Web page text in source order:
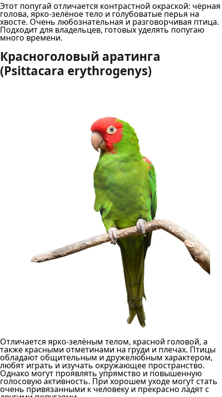
Этот попугай отличается контрастной окраской: чёрная
голова, ярко-зелёное тело и голубоватые перья на
хвосте. Очень любознательная и разговорчивая птица.
Подходит для владельцев, готовых уделять попугаю
много времени.
Красноголовый аратинга
(Psittacara erythrogenys)
Отличается ярко-зелёным телом, красной головой, а
также красными отметинами на груди и плечах. Птицы
обладают общительным и дружелюбным характером,
любят играть и изучать окружающее пространство.
Однако могут проявлять упрямство и повышенную
голосовую активность. При хорошем уходе могут стать
очень привязанными к человеку и прекрасно ладят с